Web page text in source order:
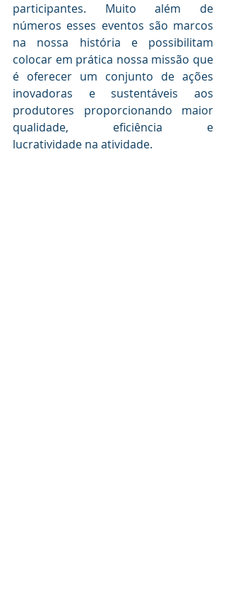
participantes. Muito além de
números esses eventos são marcos
na nossa história e possibilitam
colocar em prática nossa missão que
é oferecer um conjunto de ações
inovadoras e sustentáveis aos
produtores proporcionando maior
qualidade, eficiência e
lucratividade na atividade.